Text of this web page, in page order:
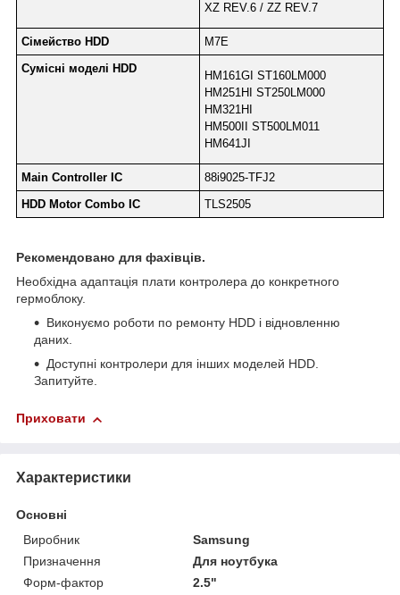
XZ REV.6 / ZZ REV.7
Сімейство HDD
M7E
Сумісні моделі HDD
HM161GI ST160LM000
HM251HI ST250LM000
HM321HI
HM500II ST500LM011
​​​​​​​HM641JI
Main Controller IC
88i9025-TFJ2
HDD Motor Combo IC
TLS2505
Рекомендовано для фахівців.
Необхідна адаптація плати контролера до конкретного
гермоблоку.
Виконуємо роботи по ремонту HDD і відновленню
даних.
Доступні контролери для інших моделей HDD.
Запитуйте.
Приховати
Характеристики
Основні
Виробник
Samsung
Призначення
Для ноутбука
Форм-фактор
2.5"